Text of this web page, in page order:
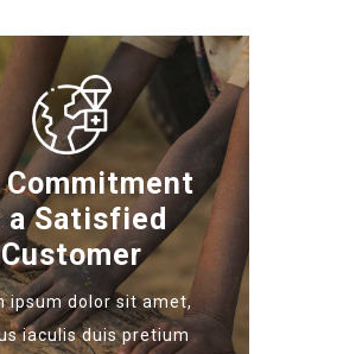
Commitment
a Satisfied
Customer
ipsum dolor sit amet,
iaculis duis pretium​